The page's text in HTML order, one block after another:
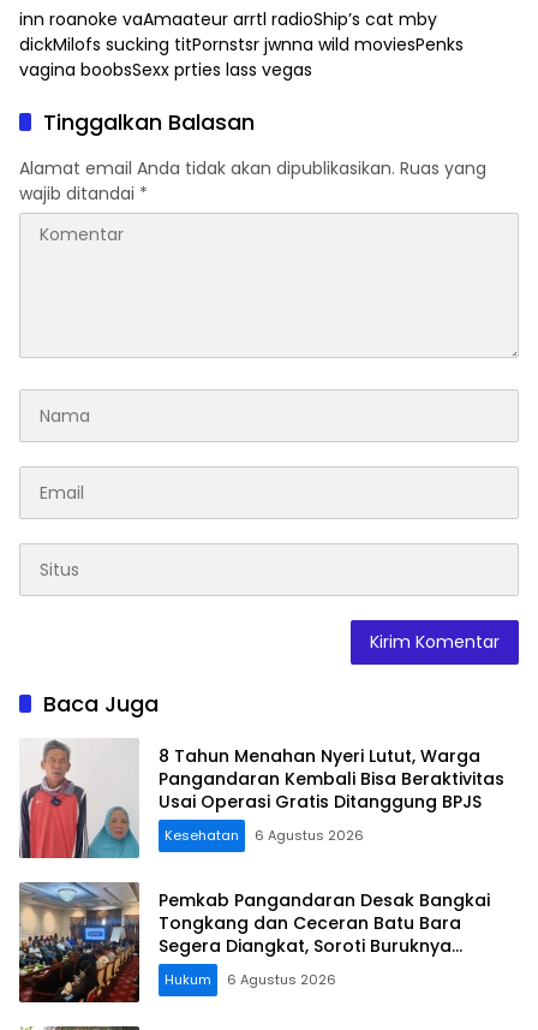
inn roanoke vaAmaateur arrtl radioShip’s cat mby
dickMilofs sucking titPornstsr jwnna wild moviesPenks
vagina boobsSexx prties lass vegas
Tinggalkan Balasan
Alamat email Anda tidak akan dipublikasikan. Ruas yang
wajib ditandai *
Baca Juga
8 Tahun Menahan Nyeri Lutut, Warga
Pangandaran Kembali Bisa Beraktivitas
Usai Operasi Gratis Ditanggung BPJS
Kesehatan 6 Agustus 2026
Pemkab Pangandaran Desak Bangkai
Tongkang dan Ceceran Batu Bara
Segera Diangkat, Soroti Buruknya
Koordinasi Perusahaan
Hukum 6 Agustus 2026